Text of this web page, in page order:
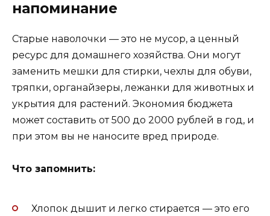
напоминание
Старые наволочки — это не мусор, а ценный
ресурс для домашнего хозяйства. Они могут
заменить мешки для стирки, чехлы для обуви,
тряпки, органайзеры, лежанки для животных и
укрытия для растений. Экономия бюджета
может составить от 500 до 2000 рублей в год, и
при этом вы не наносите вред природе.
Что запомнить:
Хлопок дышит и легко стирается — это его